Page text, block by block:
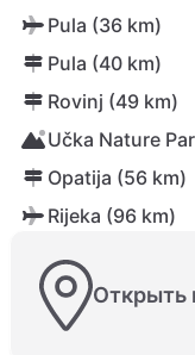
Pula (36 km)
Pula (40 km)
Rovinj (49 km)
Učka Nature
Opatija (56 km)
Rijeka (96 km)
Открыть